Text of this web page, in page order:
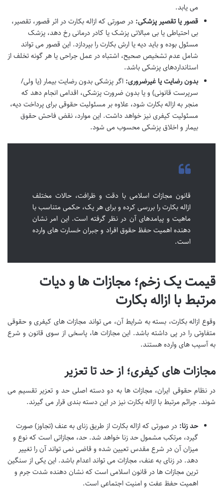
می یابد.
قصور یا تقصیر پزشکی: در صورتی که ازاله بکارت در اثر قصور، تقصیر،
بی احتیاطی یا بی مبالاتی پزشک یا کادر درمانی رخ دهد، پزشک
مسئول بوده و باید دیه یا ارش بکارت را بپردازد. این قصور می تواند
شامل عدم تشخیص صحیح، اشتباه در عمل جراحی یا هر گونه تخلف از
استانداردهای پزشکی باشد.
بدون رضایت یا غیرضروری: اگر پزشکی بدون رضایت بیمار (یا ولی/
سرپرست قانونی) و یا بدون ضرورت پزشکی، اقدامی انجام دهد که
منجر به ازاله بکارت شود، علاوه بر مسئولیت حقوقی برای پرداخت دیه،
مسئولیت کیفری نیز خواهد داشت. این موارد، نقض فاحش حقوق
بیمار و اخلاق پزشکی محسوب می شود.
قانون مجازات اسلامی با دقت و ظرافت، حالات مختلف
ازاله بکارت را بررسی کرده و برای هر یک، حکمی متناسب با
ماهیت و پیامدهای آن در نظر گرفته است. این امر نشان
دهنده اهمیت حفظ حقوق افراد و جبران خسارت های وارده
است.
قیمت یک زخم؛ مجازات ها و دیات
مرتبط با ازاله بکارت
وقوع ازاله بکارت، بسته به شرایط آن، می تواند مجازات های کیفری و حقوقی
متفاوتی را در پی داشته باشد. این مجازات ها، پاسخی از سوی قانون و شرع
به آسیب های وارده هستند.
مجازات های کیفری؛ از حد تا تعزیر
در نظام حقوقی ایران، مجازات ها به دو دسته اصلی حد و تعزیر تقسیم می
شوند. جرائم مرتبط با ازاله بکارت نیز در این دسته بندی قرار می گیرند.
حد زنا: در صورتی که ازاله بکارت از طریق زنای به عنف (تجاوز) صورت
گیرد، مرتکب مشمول حد زنا خواهد شد. حد، مجازاتی است که نوع و
میزان آن در شرع مقدس تعیین شده و قاضی نمی تواند آن را تغییر
دهد. در زنای به عنف، مجازات می تواند اعدام باشد. این یکی از سنگین
ترین مجازات ها در قانون اسلامی است که نشان دهنده شدت جرم و
اهمیت حفظ عفت و امنیت اجتماعی است.